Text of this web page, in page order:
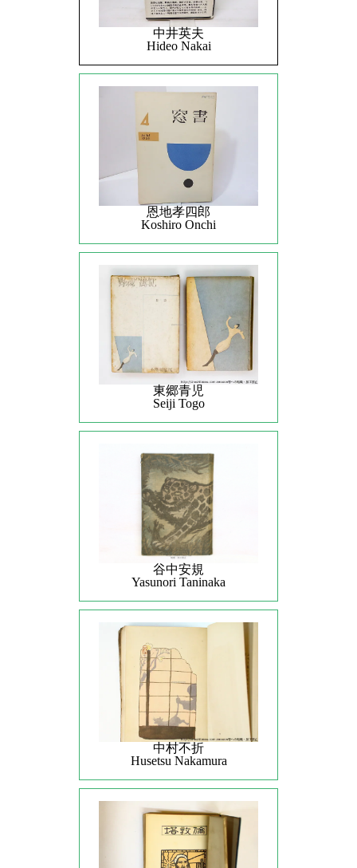
中井英夫
Hideo Nakai
恩地孝四郎
Koshiro Onchi
東郷青児
Seiji Togo
谷中安規
Yasunori Taninaka
中村不折
Husetsu Nakamura